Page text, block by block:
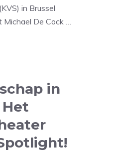
in Brussel
Michael De Cock …
in